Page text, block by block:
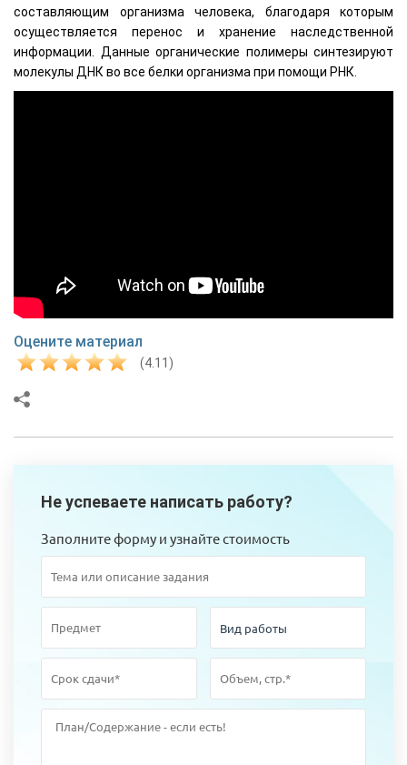
составляющим организма человека, благодаря которым
осуществляется перенос и хранение наследственной
информации. Данные органические полимеры синтезируют
молекулы ДНК во все белки организма при помощи РНК.
Оцените материал
(4.11)
Не успеваете написать работу?
Заполните форму и узнайте стоимость